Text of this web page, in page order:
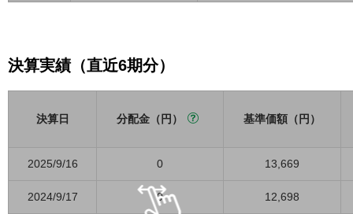
決算実績（直近6期分）
決算日 分配金（円） 基準価額（円）
2025/9/16 0 13,669
2024/9/17 0 12,698